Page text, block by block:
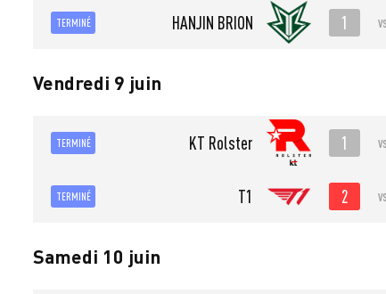
TERMINÉ HANJIN BRION 1 vs
Vendredi 9 juin
TERMINÉ KT Rolster 1 vs
TERMINÉ T1 2 vs
Samedi 10 juin